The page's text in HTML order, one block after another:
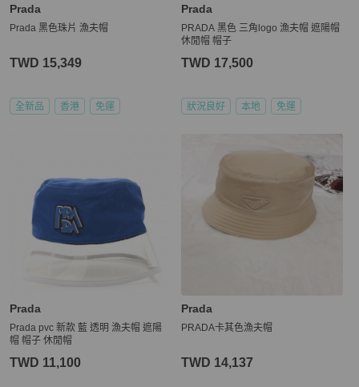
Prada
Prada 黑色珠片 漁夫帽
TWD 15,349
全新品 香港 免運
Prada
PRADA 黑色 三角logo 漁夫帽 遮陽帽
休閒帽 帽子
TWD 17,500
狀況良好 本地 免運
Prada
Prada pvc 新款 藍 透明 漁夫帽 遮陽
帽 帽子 休閒帽
TWD 11,100
Prada
PRADA卡其色漁夫帽
TWD 14,137